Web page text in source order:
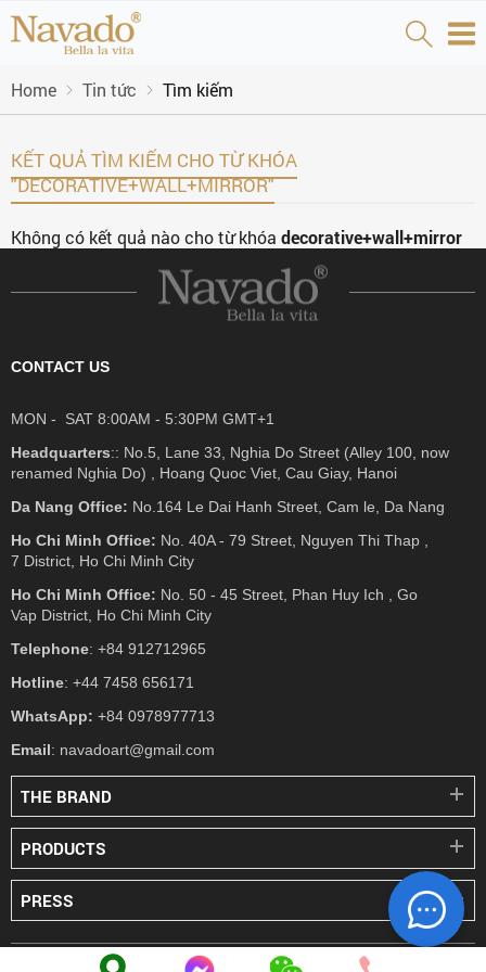
Home Tin tức Tìm kiếm
KẾT QUẢ TÌM KIẾM CHO TỪ KHÓA
"DECORATIVE+WALL+MIRROR"
Không có kết quả nào cho từ khóa decorative+wall+mirror
CONTACT US
MON - SAT 8:00AM - 5:30PM GMT+1
Headquarters:: No.5, Lane 33, Nghia Do Street (Alley 100, now
renamed Nghia Do) , Hoang Quoc Viet, Cau Giay, Hanoi
Da Nang Office: No.164 Le Dai Hanh Street, Cam le, Da Nang
Ho Chi Minh Office: No. 40A - 79 Street, Nguyen Thi Thap ,
7 District, Ho Chi Minh City
Ho Chi Minh Office: No. 50 - 45 Street, Phan Huy Ich , Go
Vap District, Ho Chi Minh City
Telephone: +84 912712965
Hotline: +44 7458 656171
WhatsApp: +84 0978977713
Email: navadoart@gmail.com
THE BRAND
PRODUCTS
PRESS